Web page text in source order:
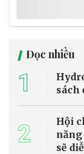
Bộ Chính trị quyết
ương về phát triển
chuyển đổi số gồm
làm Trưởng Ban.
Nhiều tuyến